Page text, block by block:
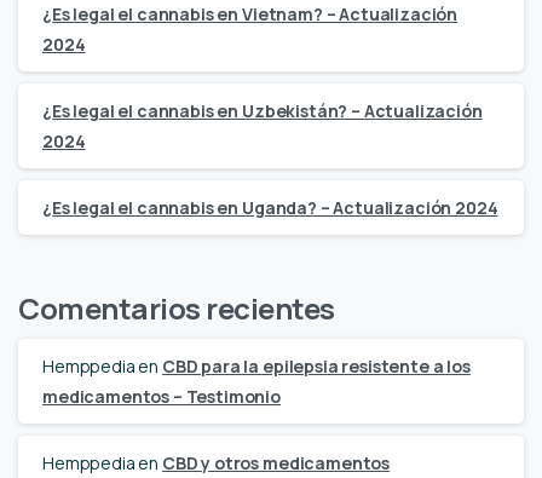
¿Es legal el cannabis en Vietnam? – Actualización
2024
¿Es legal el cannabis en Uzbekistán? – Actualización
2024
¿Es legal el cannabis en Uganda? – Actualización 2024
Comentarios recientes
Hemppediaen CBD para la epilepsia resistente a los
medicamentos – Testimonio
Hemppediaen CBD y otros medicamentos